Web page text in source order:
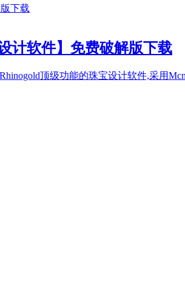
计软件】免费破解版下载
顶级功能的珠宝设计软件,采用